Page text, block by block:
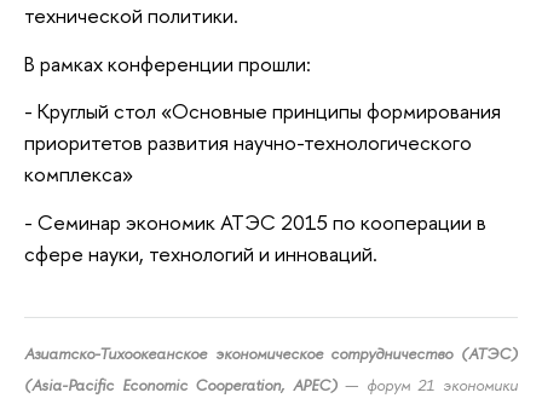
технической политики.
В рамках конференции прошли:
- Круглый стол «Основные принципы формирования
приоритетов развития научно-технологического
комплекса»
- Семинар экономик АТЭС 2015 по кооперации в
сфере науки, технологий и инноваций.
Азиатско-Тихоокеанское экономическое сотрудничество (АТЭС)
(Asia-Pacific Economic Cooperation, APEC)— форум 21 экономики